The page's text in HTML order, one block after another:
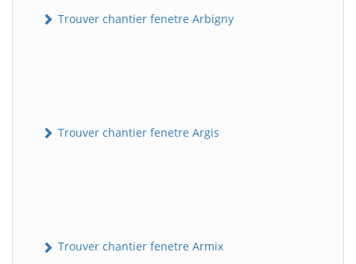
Trouver chantier fenetre Arbigny
Trouver chantier fenetre Argis
Trouver chantier fenetre Armix